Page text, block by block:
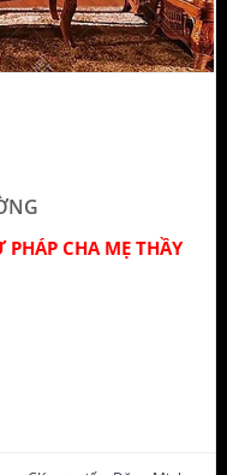
PHÁP CHA MẸ THẦY